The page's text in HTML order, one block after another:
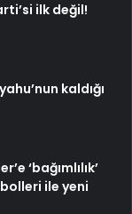
ilk değil!
kaldığı
‘bağımlılık’
ile yeni